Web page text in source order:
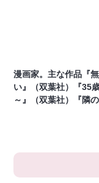
漫画家。主な作品『
い』（双葉社）『35
～』（双葉社）『隣